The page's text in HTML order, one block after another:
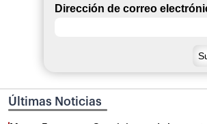
Dirección de correo
Últimas Noticias